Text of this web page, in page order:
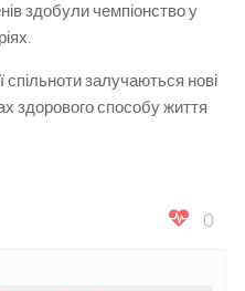
здобули чемпіонство у
спільноти залучаються нові
здорового способу життя
0